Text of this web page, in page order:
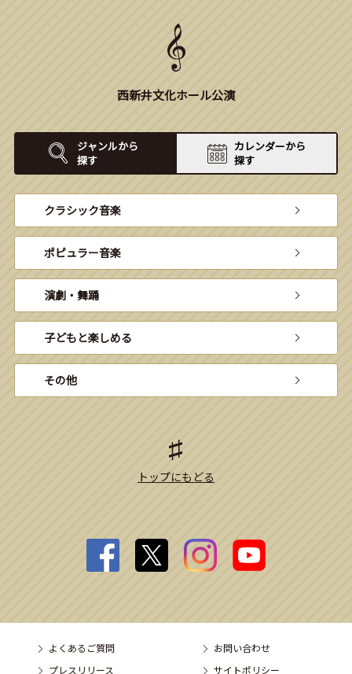
西新井文化ホール公演
ジャンルから
探す
カレンダーから
探す
クラシック音楽
ポピュラー音楽
演劇・舞踊
子どもと楽しめる
その他
トップにもどる
よくあるご質問
お問い合わせ
プレスリリース
サイトポリシー